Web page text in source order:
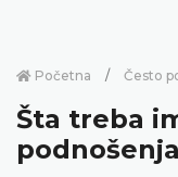
Početna Često
Šta treba